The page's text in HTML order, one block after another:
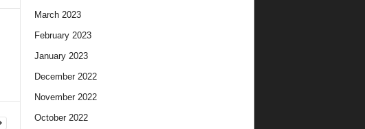
March 2023
February 2023
January 2023
December 2022
November 2022
October 2022